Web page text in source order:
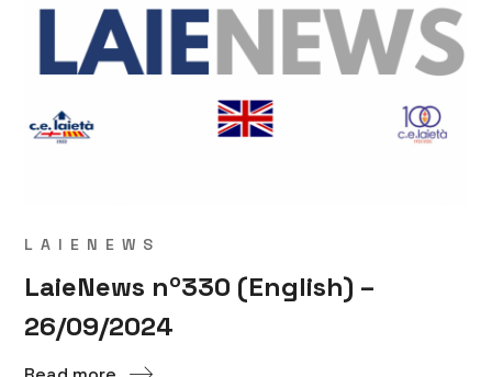
LAIENEWS
LaieNews nº330 (English) –
26/09/2024